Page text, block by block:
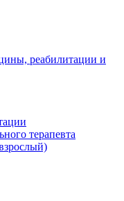
реабилитации и
терапевта